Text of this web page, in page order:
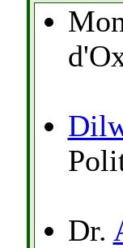
Dr.